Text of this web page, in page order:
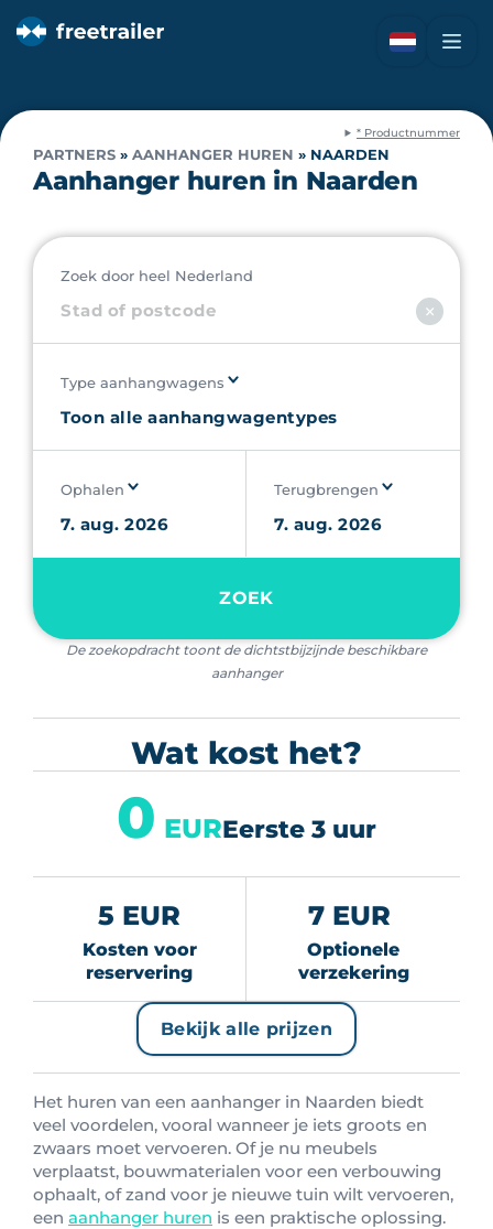
* Productnummer
PARTNERS » AANHANGER HUREN » NAARDEN
Aanhanger huren in Naarden
Zoek door heel Nederland
Type aanhangwagens
Ophalen Terugbrengen
ZOEK
De zoekopdracht toont de dichtstbijzijnde beschikbare
aanhanger
Wat kost het?
5 EUR
Kosten voor
reservering
0 EUREerste 3 uur
7 EUR
Optionele
verzekering
Bekijk alle prijzen
Het huren van een aanhanger in Naarden biedt
veel voordelen, vooral wanneer je iets groots en
zwaars moet vervoeren. Of je nu meubels
verplaatst, bouwmaterialen voor een verbouwing
ophaalt, of zand voor je nieuwe tuin wilt vervoeren,
een aanhanger huren is een praktische oplossing.